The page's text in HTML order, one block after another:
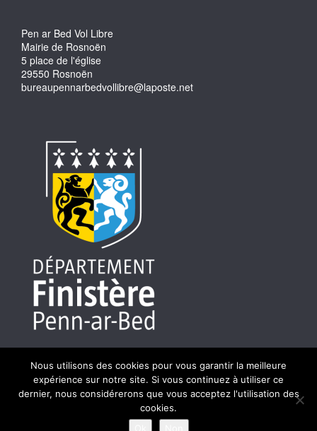
Pen ar Bed Vol Libre
Mairie de Rosnoën
5 place de l'église
29550 Rosnoën
bureaupennarbedvollibre@laposte.net
Site réalisé par HASLE - 56400 Brech - Photos : Jérôme
Maltête - Isabelle et Pierre Argall - Laurent Tronchet - Eric
Nous utilisons des cookies pour vous garantir la meilleure
expérience sur notre site. Si vous continuez à utiliser ce
dernier, nous considérerons que vous acceptez l'utilisation des
cookies.